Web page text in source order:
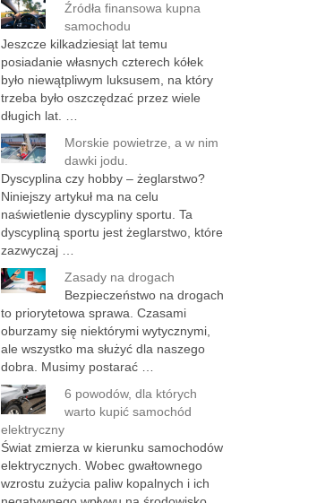
Źródła finansowa kupna
samochodu
Jeszcze kilkadziesiąt lat temu
posiadanie własnych czterech kółek
było niewątpliwym luksusem, na który
trzeba było oszczędzać przez wiele
długich lat. …
Morskie powietrze, a w nim
dawki jodu.
Dyscyplina czy hobby – żeglarstwo?
Niniejszy artykuł ma na celu
naświetlenie dyscypliny sportu. Ta
dyscypliną sportu jest żeglarstwo, które
zazwyczaj …
Zasady na drogach
Bezpieczeństwo na drogach
to priorytetowa sprawa. Czasami
oburzamy się niektórymi wytycznymi,
ale wszystko ma służyć dla naszego
dobra. Musimy postarać …
6 powodów, dla których
warto kupić samochód
elektryczny
Świat zmierza w kierunku samochodów
elektrycznych. Wobec gwałtownego
wzrostu zużycia paliw kopalnych i ich